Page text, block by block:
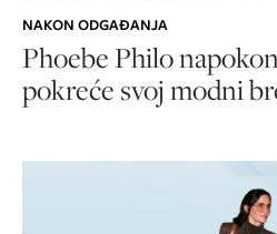
NAKON ODGAĐANJA
Phoebe Philo
pokreće svoj modni